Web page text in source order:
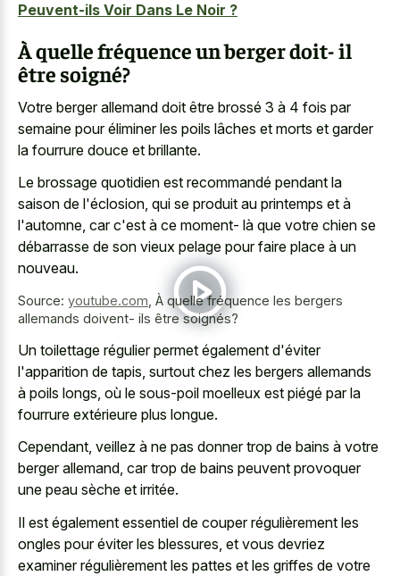
Peuvent-ils Voir Dans Le Noir ?
À quelle fréquence un berger doit- il
être soigné?
Votre berger allemand doit être brossé 3 à 4 fois par
semaine pour éliminer les poils lâches et morts et garder
la fourrure douce et brillante.
Le brossage quotidien est recommandé pendant la
saison de l'éclosion, qui se produit au printemps et à
l'automne, car c'est à ce moment- là que votre chien se
débarrasse de son vieux pelage pour faire place à un
nouveau.
Source: youtube.com À quelle fréquence les bergers
allemands doivent- ils être soignés?
Un toilettage régulier permet également d'éviter
l'apparition de tapis, surtout chez les bergers allemands
à poils longs , où le sous-poil moelleux est piégé par la
fourrure extérieure plus longue.
Cependant, veillez à ne pas donner trop de bains à votre
berger allemand, car trop de bains peuvent provoquer
une peau sèche et irritée.
Il est également essentiel de couper régulièrement les
ongles pour éviter les blessures, et vous devriez
examiner régulièrement les pattes et les griffes de votre